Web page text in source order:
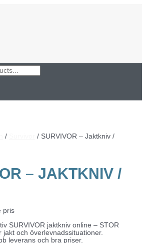
/
/ SURVIVOR – Jaktkniv /
– JAKTKNIV /
pris
SURVIVOR jaktkniv online – STOR
jakt och överlevnadssituationer.
leverans och bra priser.